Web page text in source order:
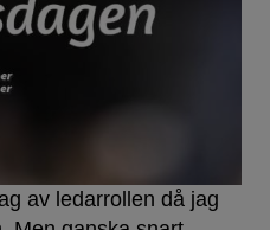
av ledarrollen då jag